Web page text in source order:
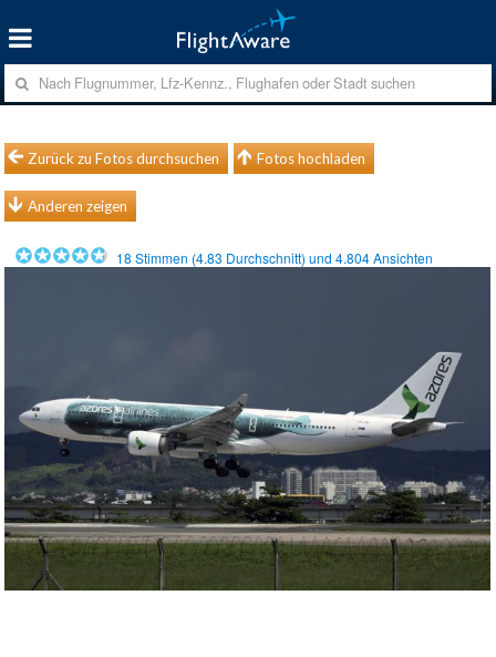
Zurück zu Fotos durchsuchen Fotos hochladen
Anderen zeigen
18 Stimmen (4.83 Durchschnitt) und4.804Ansichten